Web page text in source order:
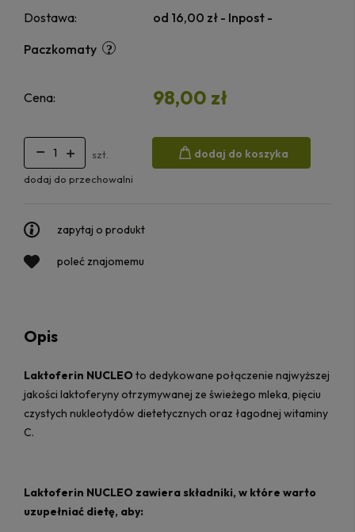
Dostawa:
od 16,00 zł - Inpost -
Paczkomaty
Cena: 98,00 zł
szt. dodaj do koszyka
dodaj do przechowalni
zapytaj o produkt
poleć znajomemu
Opis
Laktoferin NUCLEO to dedykowane połączenie najwyższej
jakości laktoferyny otrzymywanej ze świeżego mleka, pięciu
czystych nukleotydów dietetycznych oraz łagodnej witaminy
C.
Laktoferin NUCLEO zawiera składniki, w które warto
uzupełniać dietę, aby: